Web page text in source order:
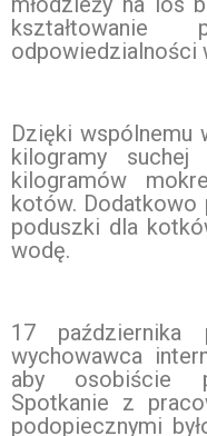
odpowiedzialności
Dzięki wspólnemu
kilogramy
kilogramów
kotów. Dodatkowo
poduszki dla
wodę.
17 października
wychowawca
aby osobiście
Spotkanie z
podopiecznymi